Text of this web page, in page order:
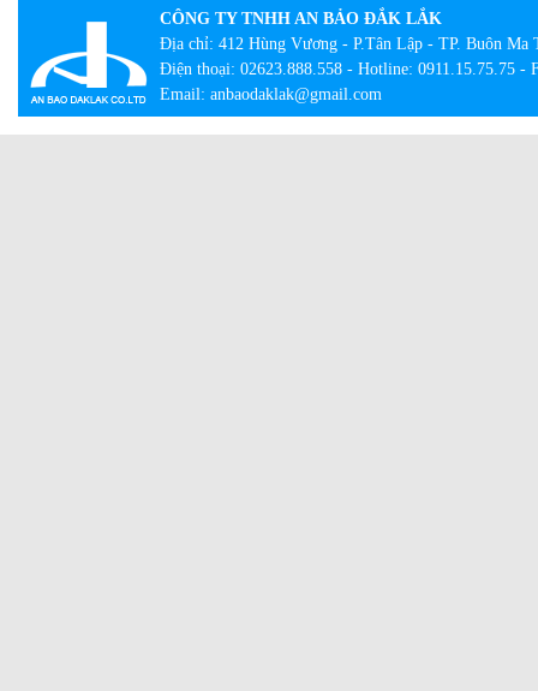
BẢO HỘ LAO ĐỘNG -
NHỮNG KHÁI NIỆM CƠ BẢN
CẦN BIẾT
Lạ lẫm với tour bắt buộc mặc đồ
bảo hộ lao động
Con đường thành công của hãng
CÔNG TY TNHH AN BẢO ĐẮK LẮK
Địa chỉ: 412 Hùng Vương - P.Tân Lập - TP. Buôn Ma
Điện thoại: 02623.888.558 - Hotline: 0911.15.75.75 -
Email: anbaodaklak@gmail.com